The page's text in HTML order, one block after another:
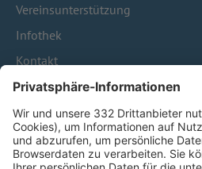
Vereinsunterstützung
Infothek
Kontakt
HÄUFIG BESUCHTE
Pässe und Vereinswechsel
Trainerausbildung